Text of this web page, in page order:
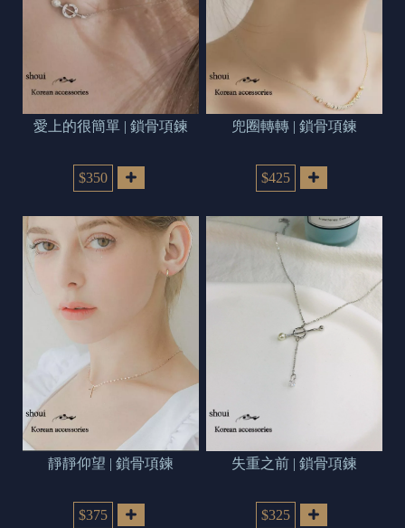
愛上的很簡單 | 鎖骨項鍊
$350
兜圈轉轉 | 鎖骨項鍊
$425
靜靜仰望 | 鎖骨項鍊
$375
失重之前 | 鎖骨項鍊
$325